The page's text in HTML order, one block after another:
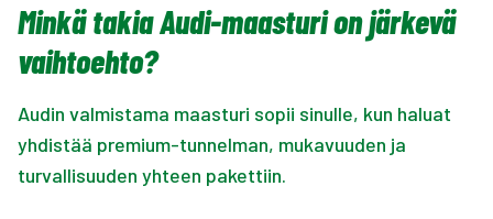
Minkä takia Audi-maasturi on järkevä
vaihtoehto?
Audin valmistama maasturi sopii sinulle, kun haluat
yhdistää premium-tunnelman, mukavuuden ja
turvallisuuden yhteen pakettiin.